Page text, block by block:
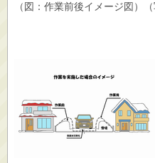
（図：作業前後イメージ図）（